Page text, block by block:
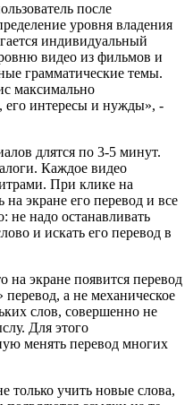
после
уровня владения
индивидуальный
видео из фильмов и
грамматические темы.
максимально
его интересы и нужды», -
длятся по 3-5 минут.
Каждое видео
При клике на
экране его перевод и все
не надо останавливать
и искать его перевод в
на экране появится перевод
а не механическое
слов, совершенно не
Для этого
менять перевод многих
только учить новые слова,